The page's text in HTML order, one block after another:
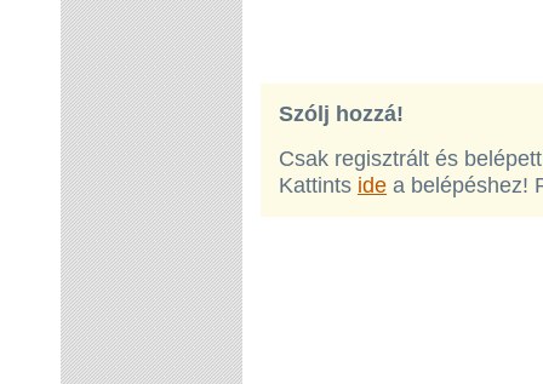
Szólj hozzá!
Csak regisztrált és
Kattints ide a belépéshez!